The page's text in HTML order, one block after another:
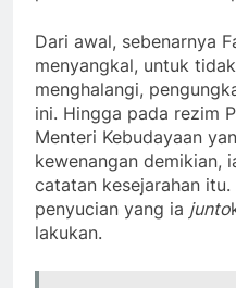
Dari awal, sebenarnya
menyangkal, untuk
menghalangi,
ini. Hingga pada rezim
Menteri Kebudayaan
kewenangan demikian,
catatan kesejarahan
penyucian yang ia junto
lakukan.